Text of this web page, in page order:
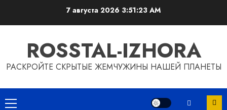
7 августа 2026 3:51:24 AM
ROSSTAL-IZHORA
РАСКРОЙТЕ СКРЫТЫЕ ЖЕМЧУЖИНЫ НАШЕЙ ПЛАНЕТЫ
Основное